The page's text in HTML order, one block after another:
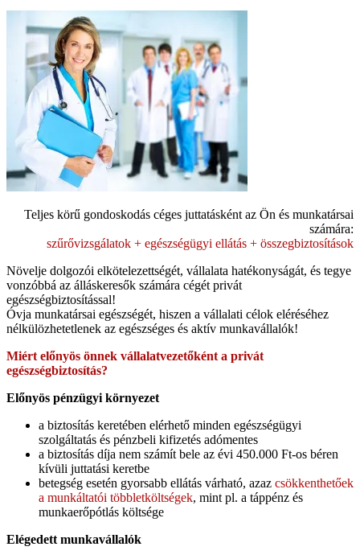
Teljes körű gondoskodás céges juttatásként az Ön és munkatársai
számára:
szűrővizsgálatok + egészségügyi ellátás + összegbiztosítások
Növelje dolgozói elkötelezettségét, vállalata hatékonyságát, és tegye
vonzóbbá az álláskeresők számára cégét privát
egészségbiztosítással!
Óvja munkatársai egészségét, hiszen a vállalati célok eléréséhez
nélkülözhetetlenek az egészséges és aktív munkavállalók!
Miért előnyös önnek vállalatvezetőként a privát
egészségbiztosítás?
Előnyös pénzügyi környezet
a biztosítás keretében elérhető minden egészségügyi
szolgáltatás és pénzbeli kifizetés adómentes
a biztosítás díja nem számít bele az évi 450.000 Ft-os béren
kívüli juttatási keretbe
betegség esetén gyorsabb ellátás várható, azaz csökkenthetőek
a munkáltatói többletköltségek, mint pl. a táppénz és
munkaerőpótlás költsége
Elégedett munkavállalók